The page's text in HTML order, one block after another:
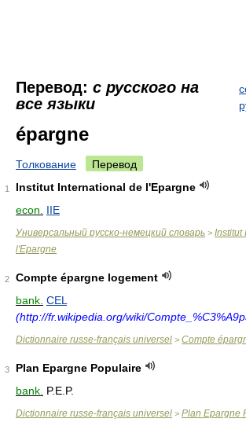
Перевод: с русского на
все языки
épargne
Толкование Перевод
1
Institut International de l'Epargne
econ.
IIE
Универсальный русско-немецкий словарь > Institut
l'Epargne
2
Compte épargne logement
bank. CEL
(http://fr.wikipedia.org/wiki/
Dictionnaire russe-français universel > Compte
3
Plan Epargne Populaire
bank. P.E.P.
Dictionnaire russe-français universel > Plan Epargne